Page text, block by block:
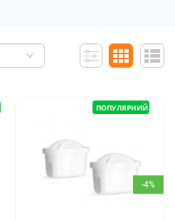
-4%
ПОПУЛЯРНИЙ